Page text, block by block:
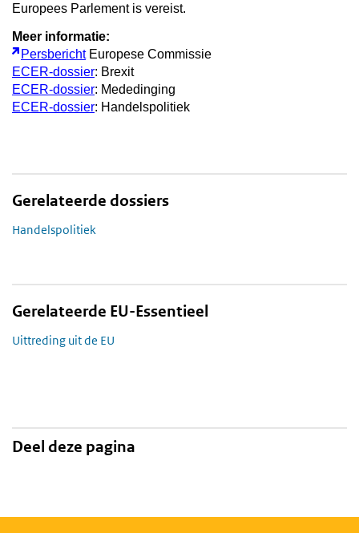
Europees Parlement is vereist.
Meer informatie:
Persbericht Europese Commissie
ECER-dossier: Brexit
ECER-dossier: Mededinging
ECER-dossier: Handelspolitiek
Gerelateerde dossiers
Handelspolitiek
Gerelateerde EU-Essentieel
Uittreding uit de EU
Deel deze pagina